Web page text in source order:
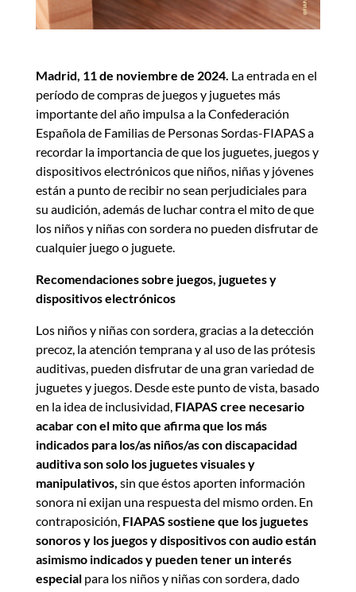
Madrid, 11 de noviembre de 2024. La entrada en el
período de compras de juegos y juguetes más
importante del año impulsa a la Confederación
Española de Familias de Personas Sordas-FIAPAS a
recordar la importancia de que los juguetes, juegos y
dispositivos electrónicos que niños, niñas y jóvenes
están a punto de recibir no sean perjudiciales para
su audición, además de luchar contra el mito de que
los niños y niñas con sordera no pueden disfrutar de
cualquier juego o juguete.
Recomendaciones sobre juegos, juguetes y
dispositivos electrónicos
Los niños y niñas con sordera, gracias a la detección
precoz, la atención temprana y al uso de las prótesis
auditivas, pueden disfrutar de una gran variedad de
juguetes y juegos. Desde este punto de vista, basado
en la idea de inclusividad, FIAPAS cree necesario
acabar con el mitoque afirma que los más
indicados para los/as niños/as con discapacidad
auditiva son solo los juguetes visuales y
manipulativos, sin que éstos aporten información
sonora ni exijan una respuesta del mismo orden. En
contraposición, FIAPAS sostiene que los juguetes
sonoros y los juegos y dispositivos con audio están
asimismo indicados y pueden tener un interés
especial para los niños y niñas con sordera, dado